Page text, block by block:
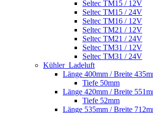
Seltec TM15 / 12V
Seltec TM15 / 24V
Seltec TM16 / 12V
Seltec TM21 / 12V
Seltec TM21 / 24V
Seltec TM31 / 12V
Seltec TM31 / 24V
Kühler_Ladeluft
Länge 400mm / Breite
Tiefe 50mm
Länge 420mm / Breite
Tiefe 52mm
Länge 535mm / Breite